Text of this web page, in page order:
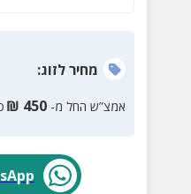
מחירלזוג:
אמצ”ש החל מ- 450
₪